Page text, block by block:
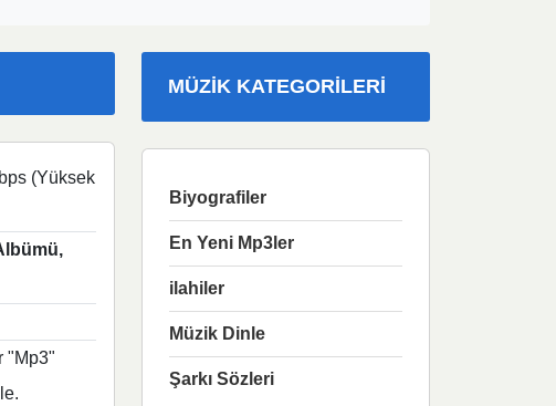
(Yüksek
"Mp3"
MÜZIK KATEGORILERI
Biyografiler
En Yeni Mp3ler
ilahiler
Müzik Dinle
Şarkı Sözleri